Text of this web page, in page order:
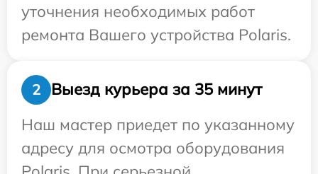
уточнения необходимых работ
ремонта Вашего устройства Polaris.
2
Выезд курьера за 35 минут
Наш мастер приедет по указанному
адресу для осмотра оборудования